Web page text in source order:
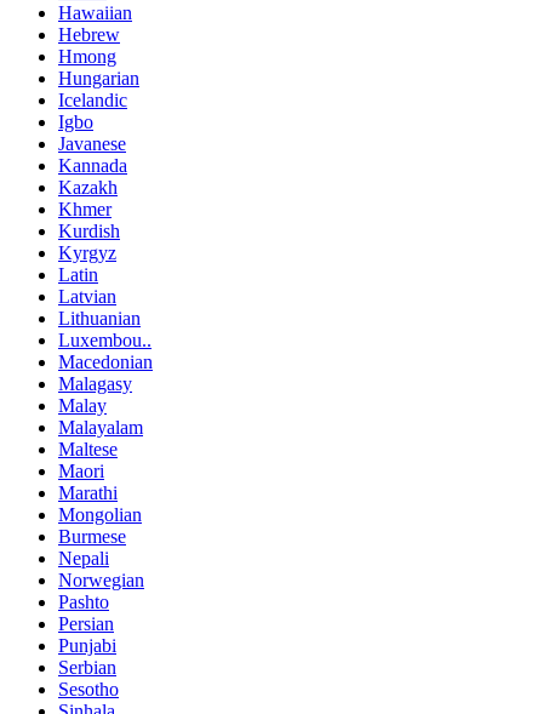
Hawaiian
Hebrew
Hmong
Hungarian
Icelandic
Igbo
Javanese
Kannada
Kazakh
Khmer
Kurdish
Kyrgyz
Latin
Latvian
Lithuanian
Luxembou..
Macedonian
Malagasy
Malay
Malayalam
Maltese
Maori
Marathi
Mongolian
Burmese
Nepali
Norwegian
Pashto
Persian
Punjabi
Serbian
Sesotho